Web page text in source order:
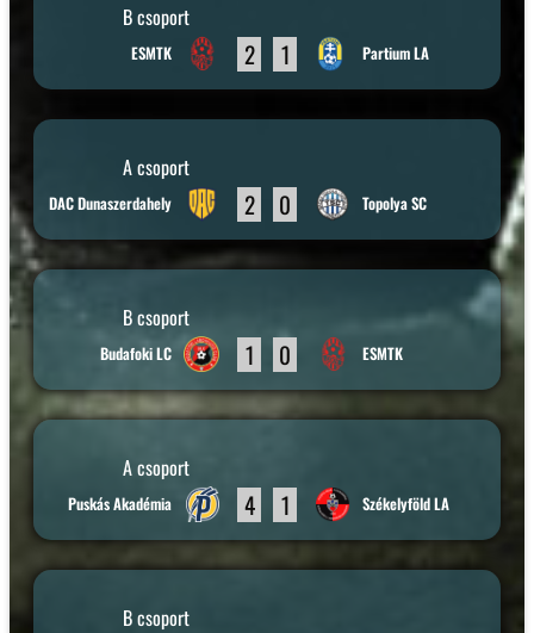
B csoport
ESMTK 2 1 Partium LA
A csoport
DAC Dunaszerdahely 2 0 Topolya SC
B csoport
Budafoki LC 1 0 ESMTK
A csoport
Puskás Akadémia 4 1 Székelyföld LA
B csoport